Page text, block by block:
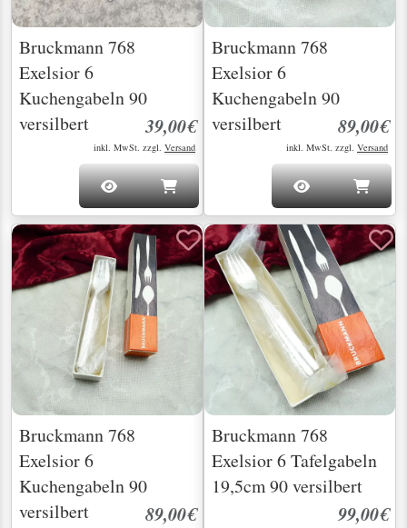
Bruckmann 768
Exelsior 6
Kuchengabeln 90
versilbert
39,00€
inkl. MwSt. zzgl. Versand
Bruckmann 768
Exelsior 6
Kuchengabeln 90
versilbert
89,00€
inkl. MwSt. zzgl. Versand
Bruckmann 768
Exelsior 6
Kuchengabeln 90
versilbert
89,00€
Bruckmann 768
Exelsior 6 Tafelgabeln
19,5cm 90 versilbert
99,00€